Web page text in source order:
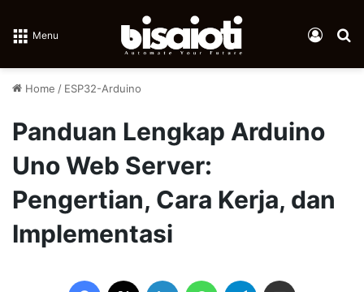
Menu Log In
Home / ESP32-Arduino
Panduan Lengkap Arduino
Uno Web Server:
Pengertian, Cara Kerja, dan
Implementasi
Facebook LinkedIn WhatsAppTelegram